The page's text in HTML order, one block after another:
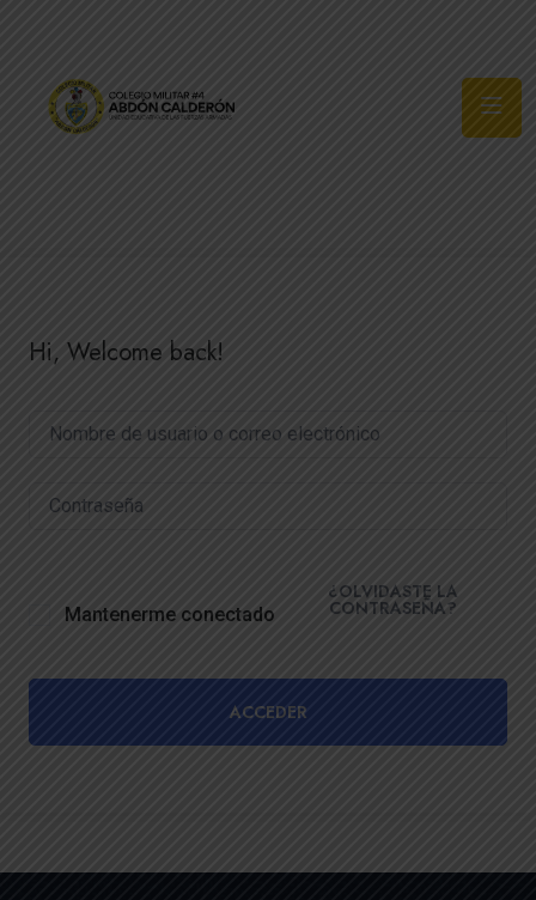
Hi, Welcome back!
Mantenerme conectado
¿OLVIDASTE LA
CONTRASEÑA?
ACCEDER